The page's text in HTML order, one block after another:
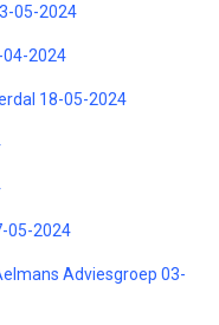
05-2024
2024
18-05-2024
05-2024
Adviesgroep 03-